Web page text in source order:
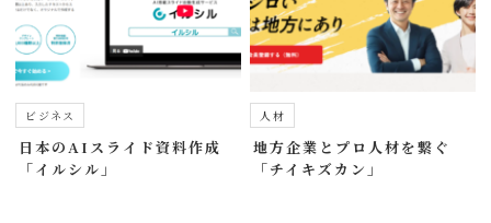
ビジネス
日本のAIスライド資料作成
「イルシル」
人材
地方企業とプロ人材を繋ぐ
「チイキズカン」